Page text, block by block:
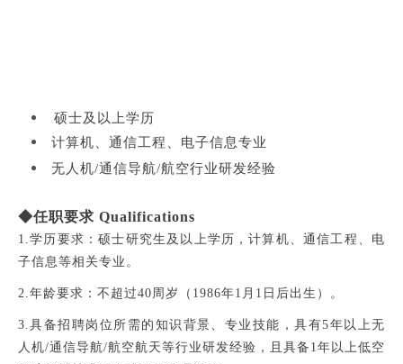
硕士及以上学历
计算机、通信工程、电子信息专业
无人机/通信导航/航空行业研发经验
◆任职要求 Qualifications
1.学历要求：硕士研究生及以上学历，计算机、通信工程、电
子信息等相关专业。
2.年龄要求：不超过40周岁（1986年1月1日后出生）。
3.具备招聘岗位所需的知识背景、专业技能，具有5年以上无
人机/通信导航/航空航天等行业研发经验，且具备1年以上低空